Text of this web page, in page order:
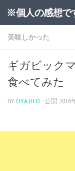
※個人の感想で
美味しかった
ギガビック
食べてみた
BYOYAJITO · 公開 2016